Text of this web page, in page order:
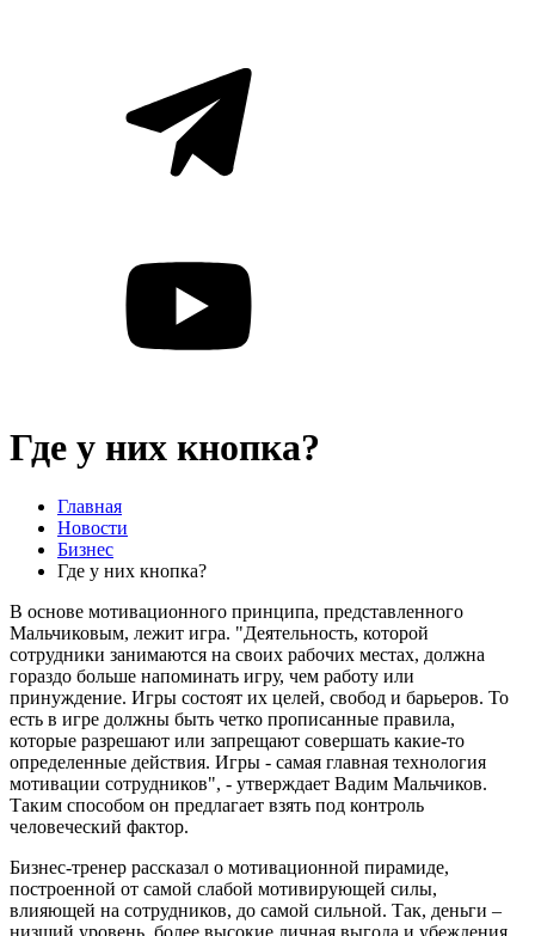
Где у них кнопка?
Главная
Новости
Бизнес
Где у них кнопка?
В основе мотивационного принципа, представленного
Мальчиковым, лежит игра. "Деятельность, которой
сотрудники занимаются на своих рабочих местах, должна
гораздо больше напоминать игру, чем работу или
принуждение. Игры состоят их целей, свобод и барьеров. То
есть в игре должны быть четко прописанные правила,
которые разрешают или запрещают совершать какие-то
определенные действия. Игры - самая главная технология
мотивации сотрудников", - утверждает Вадим Мальчиков.
Таким способом он предлагает взять под контроль
человеческий фактор.
Бизнес-тренер рассказал о мотивационной пирамиде,
построенной от самой слабой мотивирующей силы,
влияющей на сотрудников, до самой сильной. Так, деньги –
низший уровень, более высокие личная выгода и убеждения,